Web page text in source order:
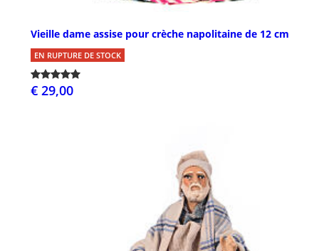
Vieille dame assise pour crèche napolitaine de 12 cm
EN RUPTURE DE STOCK
€ 29,00